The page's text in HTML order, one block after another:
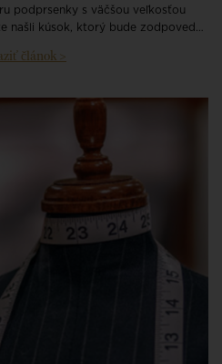
podprsenky s väčšou veľkosťou
našli kúsok, ktorý bude zodpovedať
článok >